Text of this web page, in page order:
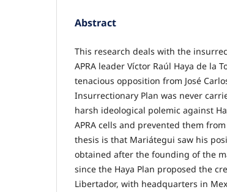
Abstract
This research deals with the
APRA leader Víctor Raúl Haya de la
tenacious opposition from José
Insurrectionary Plan was never
harsh ideological polemic against
APRA cells and prevented them
thesis is that Mariátegui saw his
obtained after the founding of the
since the Haya Plan proposed the
Libertador, with headquarters in